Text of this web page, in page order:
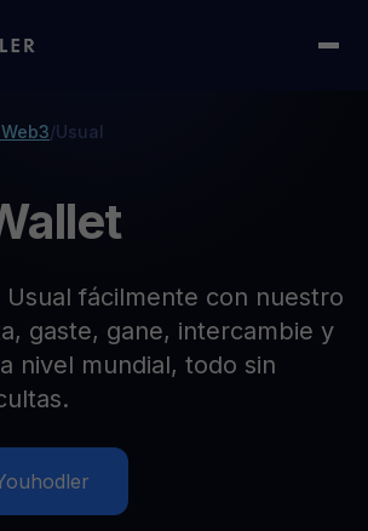
/Usual
Usual fácilmente con nuestro
gaste, gane, intercambie y
nivel mundial, todo sin